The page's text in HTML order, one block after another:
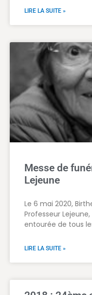
LIRE LA SUITE »
Messe de
Lejeune
Le 6 mai 2020,
Professeur
entourée de tous
LIRE LA SUITE »